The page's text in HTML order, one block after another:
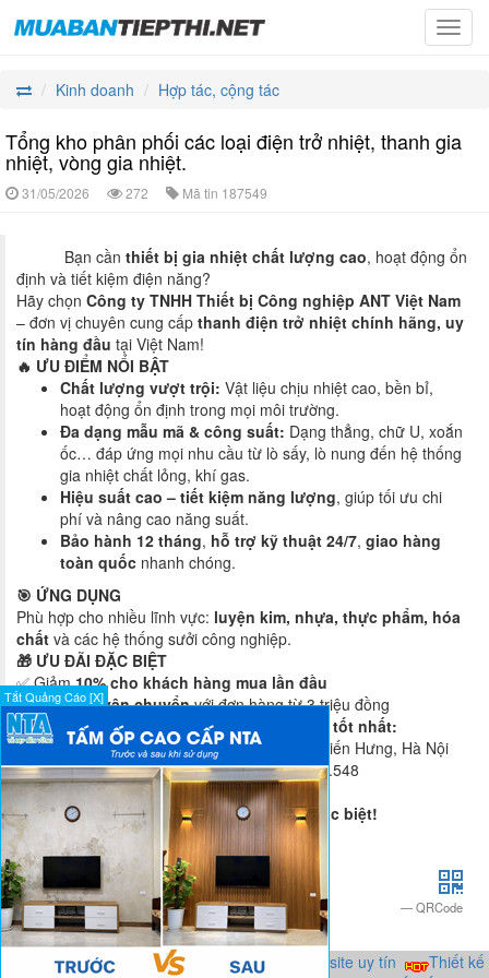
Kinh doanh
Hợp tác, cộng tác
Tổng kho phân phối các loại điện trở nhiệt, thanh gia
nhiệt, vòng gia nhiệt.
31/05/2026 272 Mã tin 187549
Bạn cần thiết bị gia nhiệt chất lượng cao, hoạt động ổn
định và tiết kiệm điện năng?
Hãy chọn Công ty TNHH Thiết bị Công nghiệp ANT Việt Nam
– đơn vị chuyên cung cấp thanh điện trở nhiệt chính hãng, uy
tín hàng đầu tại Việt Nam!
🔥 ƯU ĐIỂM NỔI BẬT
Chất lượng vượt trội: Vật liệu chịu nhiệt cao, bền bỉ,
hoạt động ổn định trong mọi môi trường.
Đa dạng mẫu mã & công suất: Dạng thẳng, chữ U, xoắn
ốc… đáp ứng mọi nhu cầu từ lò sấy, lò nung đến hệ thống
gia nhiệt chất lỏng, khí gas.
Hiệu suất cao – tiết kiệm năng lượng, giúp tối ưu chi
phí và nâng cao năng suất.
Bảo hành 12 tháng, hỗ trợ kỹ thuật 24/7, giao hàng
toàn quốc nhanh chóng.
🎯 ỨNG DỤNG
Phù hợp cho nhiều lĩnh vực: luyện kim, nhựa, thực phẩm, hóa
chất và các hệ thống sưởi công nghiệp.
🎁 ƯU ĐÃI ĐẶC BIỆT
✅ Giảm10% cho khách hàng mua lần đầu
✅Miễn phí vận chuyểnvới đơn hàng từ 3 triệu đồng
📞Liên hệ ngay để được tư vấn & báo giá tốt nhất:
ANT Việt Nam– Số 43 TT1, KĐT Văn Phú, Kiến Hưng, Hà Nội
📱 0904.592.168 – 0982.209.282 – 0986.475.548
🌐 thietbicongnghiepant.net
✨ANT Việt Nam – Chất lượng tạo nên khác biệt!
QRCode
Đăng bởi quanglan
Chia sẻ bài viết: HOT!
Tắt Quảng Cáo [X]
Thiết kế web uy tín Công ty thiết kế website uy tín
Thiết kế